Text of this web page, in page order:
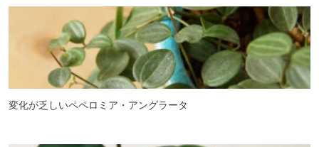
変化が乏しいペペロミア・アングラータ